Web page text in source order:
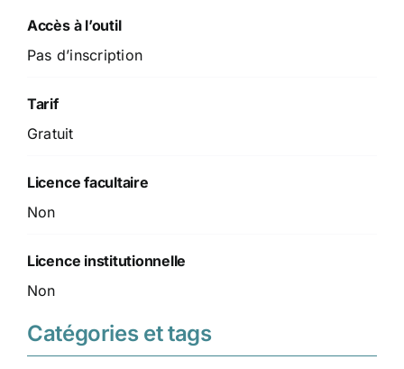
Accès à l’outil
Pas d’inscription
Tarif
Gratuit
Licence facultaire
Non
Licence institutionnelle
Non
Catégories et tags